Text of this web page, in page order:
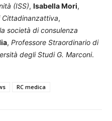
(ISS), Isabella Mori,
Cittadinanzattiva,
società di consulenza
, Professore Straordinario di
degli Studi G. Marconi.
RC medica